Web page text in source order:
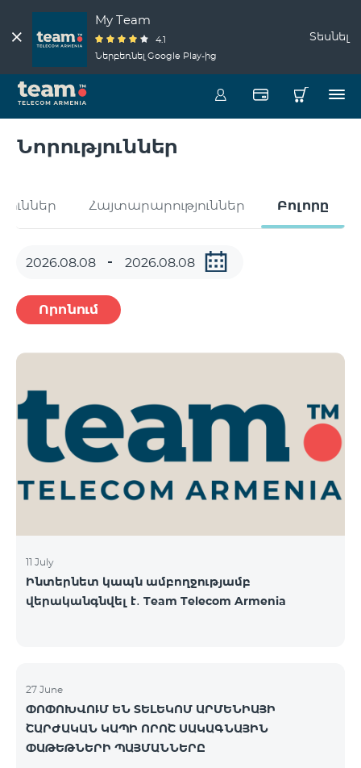
My Team
4.1
Ներբեռնել Google Play-ից
Տեսնել
Նորություններ
Հայտարարություններ Բոլորը
Որոնում
11 July
Ինտերնետ կապն ամբողջությամբ
վերականգնվել է․ Team Telecom Armenia
27 June
ՓՈՓՈԽՎՈՒՄ ԵՆ ՏԵԼԵԿՈՄ ԱՐՄԵՆԻԱՅԻ
ՇԱՐԺԱԿԱՆ ԿԱՊԻ ՈՐՈՇ ՍԱԿԱԳՆԱՅԻՆ
ՓԱԹԵԹՆԵՐԻ ՊԱՅՄԱՆՆԵՐԸ